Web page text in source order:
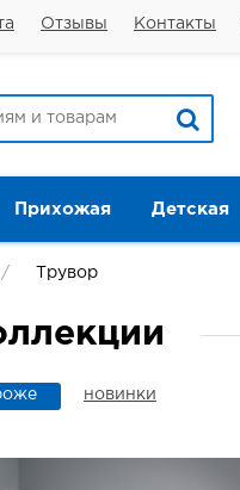
Отзывы Контакты
Прихожая Детская
Трувор
новинки